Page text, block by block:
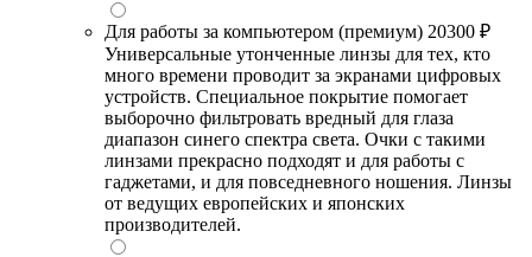
Для работы за компьютером (премиум) 20300 ₽
Универсальные утонченные линзы для тех, кто
много времени проводит за экранами цифровых
устройств. Специальное покрытие помогает
выборочно фильтровать вредный для глаза
диапазон синего спектра света. Очки с такими
линзами прекрасно подходят и для работы с
гаджетами, и для повседневного ношения. Линзы
от ведущих европейских и японских
производителей.